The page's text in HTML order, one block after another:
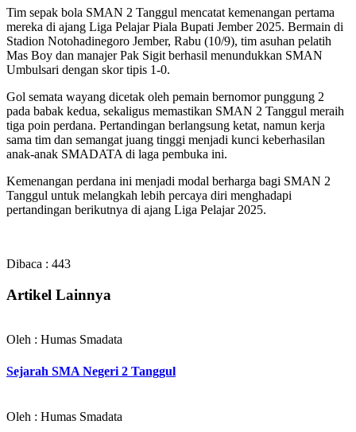
Tim sepak bola SMAN 2 Tanggul mencatat kemenangan pertama
mereka di ajang Liga Pelajar Piala Bupati Jember 2025. Bermain di
Stadion Notohadinegoro Jember, Rabu (10/9), tim asuhan pelatih
Mas Boy dan manajer Pak Sigit berhasil menundukkan SMAN
Umbulsari dengan skor tipis 1-0.
Gol semata wayang dicetak oleh pemain bernomor punggung 2
pada babak kedua, sekaligus memastikan SMAN 2 Tanggul meraih
tiga poin perdana. Pertandingan berlangsung ketat, namun kerja
sama tim dan semangat juang tinggi menjadi kunci keberhasilan
anak-anak SMADATA di laga pembuka ini.
Kemenangan perdana ini menjadi modal berharga bagi SMAN 2
Tanggul untuk melangkah lebih percaya diri menghadapi
pertandingan berikutnya di ajang Liga Pelajar 2025.
Dibaca : 443
Artikel Lainnya
Oleh : Humas Smadata
Sejarah SMA Negeri 2 Tanggul
Oleh : Humas Smadata